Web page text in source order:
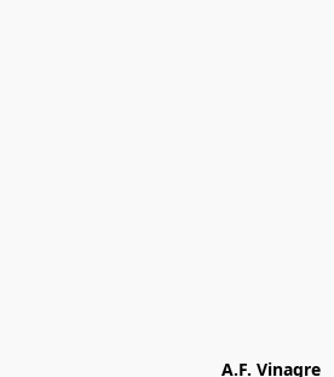
A.F. Vinagre